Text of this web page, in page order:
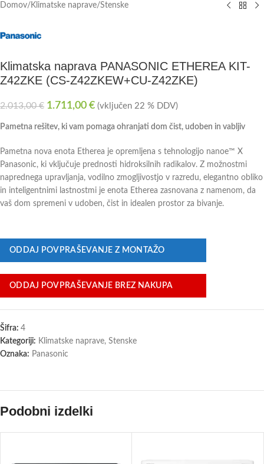
Domov/ Klimatske naprave/Stenske
Klimatska naprava PANASONIC ETHEREA KIT-
Z42ZKE (CS-Z42ZKEW+CU-Z42ZKE)
2.013,00€ 1.711,00 € (vključen 22 % DDV)
Pametna rešitev, ki vam pomaga ohranjati dom čist, udoben in vabljiv
Pametna nova enota Etherea je opremljena s tehnologijo nanoe™ X
Panasonic, ki vključuje prednosti hidroksilnih radikalov. Z možnostmi
naprednega upravljanja, vodilno zmogljivostjo v razredu, elegantno obliko
in inteligentnimi lastnostmi je enota Etherea zasnovana z namenom, da
vaš dom spremeni v udoben, čist in idealen prostor za bivanje.
ODDAJ POVPRAŠEVANJE Z MONTAŽO
ODDAJ POVPRAŠEVANJE BREZ NAKUPA
Šifra: 4
Kategoriji: Klimatske naprave, Stenske
Oznaka: Panasonic
Podobni izdelki